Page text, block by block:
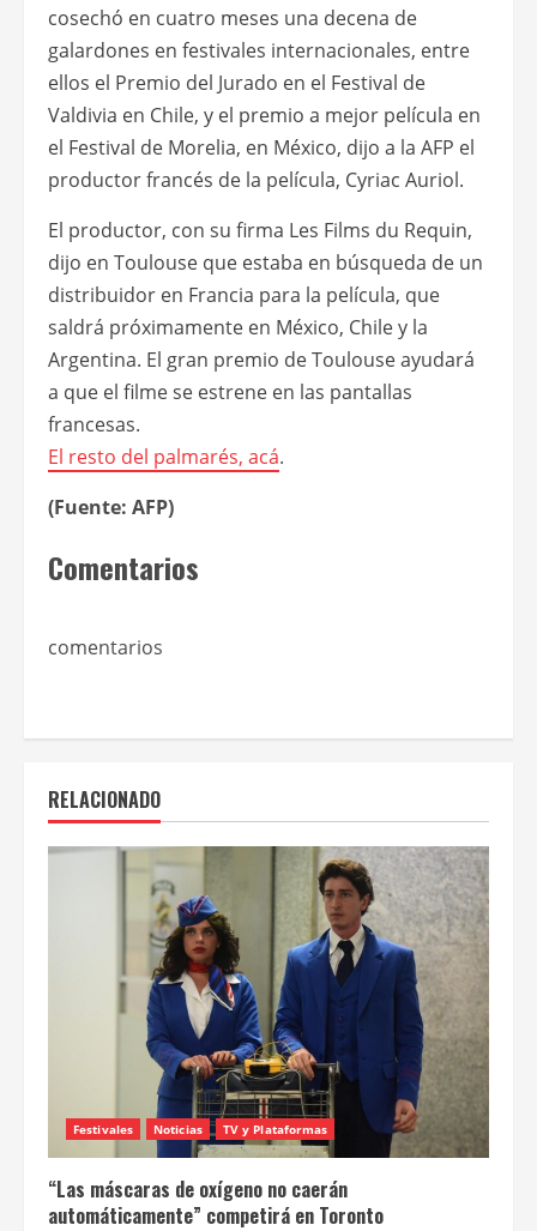
cosechó en cuatro meses una decena de
galardones en festivales internacionales, entre
ellos el Premio del Jurado en el Festival de
Valdivia en Chile, y el premio a mejor película en
el Festival de Morelia, en México, dijo a la AFP el
productor francés de la película, Cyriac Auriol.
El productor, con su firma Les Films du Requin,
dijo en Toulouse que estaba en búsqueda de un
distribuidor en Francia para la película, que
saldrá próximamente en México, Chile y la
Argentina. El gran premio de Toulouse ayudará
a que el filme se estrene en las pantallas
francesas.
El resto del palmarés, acá.
(Fuente: AFP)
Comentarios
comentarios
RELACIONADO
Festivales Noticias TV y Plataformas
“Las máscaras de oxígeno no caerán
automáticamente” competirá en Toronto